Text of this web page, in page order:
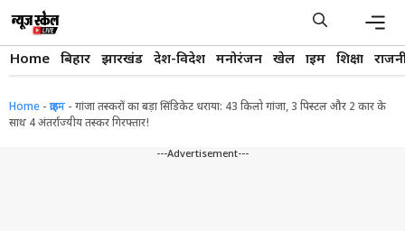
content
Home बिहार झारखंड देश-विदेश मनोरंजन खेल क्राइम शिक्षा
Home - क्राइम - गांजा तस्करों का बड़ा सिंडिकेट धराया: 43 किलो गांजा, 3 पिस्टल और 2 कार के
साथ 4 अंतर्राज्यीय तस्कर गिरफ्तार!
---Advertisement---